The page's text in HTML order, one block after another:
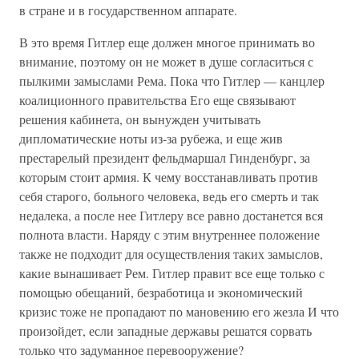
в стране и в государственном аппарате.
В это время Гитлер еще должен многое принимать во
внимание, поэтому он не может в душе согласиться с
пылкими замыслами Рема. Пока что Гитлер — канцлер
коалиционного правительства Его еще связывают
решения кабинета, он вынужден учитывать
дипломатические ноты из-за рубежа, и еще жив
престарелый президент фельдмаршал Гинденбург, за
которым стоит армия. К чему восстанавливать против
себя старого, больного человека, ведь его смерть и так
недалека, а после нее Гитлеру все равно достанется вся
полнота власти. Наряду с этим внутреннее положение
также не подходит для осуществления таких замыслов,
какие вынашивает Рем. Гитлер правит все еще только с
помощью обещаний, безработица и экономический
кризис тоже не пропадают по мановению его жезла И что
произойдет, если западные державы решатся сорвать
только что задуманное перевооружение?